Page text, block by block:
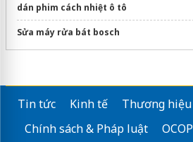
dán phim cách nhiệt ô tô
Sửa máy rửa bát bosch
Tin tức Kinh tế Thương hiệu
Chính sách & Pháp luật
OCOP